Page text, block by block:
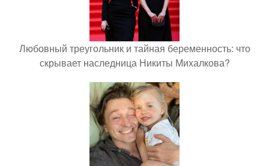
Любовный треугольник и тайная беременность: что
скрывает наследница Никиты Михалкова?